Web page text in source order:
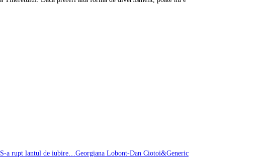
S-a rupt lantul de iubire…Georgiana Lobont-Dan Ciotoi&Generic